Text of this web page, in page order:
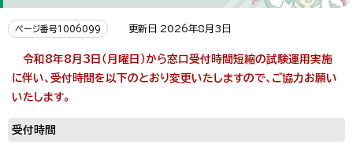
ページ番号1006099 更新日 2026年8月3日
令和8年8月3日（月曜日）から窓口受付時間短縮の試験運用実施
に伴い、受付時間を以下のとおり変更いたしますので、ご協力お願い
いたします。
受付時間